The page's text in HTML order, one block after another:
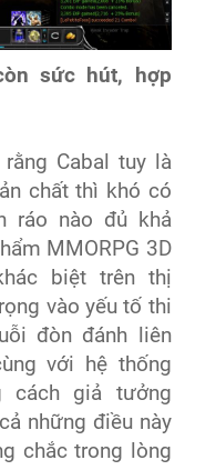
sức hút, hợp
Cabal tuy là
chất thì khó có
ráo nào đủ khả
MMORPG 3D
biệt trên thị
vào yếu tố thi
đòn đánh liên
với hệ thống
cách giả tưởng
những điều này
chắc trong lòng